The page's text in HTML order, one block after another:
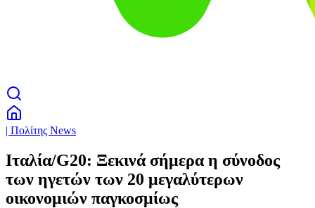
| Πολίτης News
Ιταλία/G20: Ξεκινά σήμερα η σύνοδος
των ηγετών των 20 μεγαλύτερων
οικονομιών παγκοσμίως